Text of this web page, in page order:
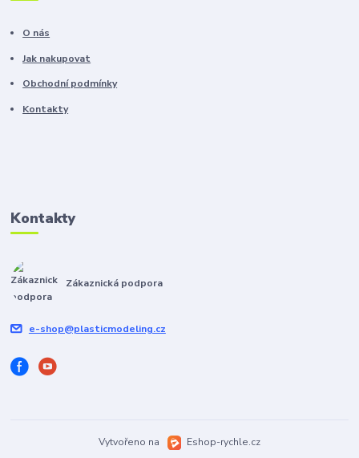
O nás
Jak nakupovat
Obchodní podmínky
Kontakty
Kontakty
Zákaznická podpora
e-shop@plasticmodeling.cz
Vytvořeno na Eshop-rychle.cz